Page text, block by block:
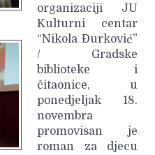
organizaciji JU
Kulturni centar
“Nikola Đurković”
/ Gradske
biblioteke i
čitaonice, u
ponedjeljak 18.
novembra
promovisan je
roman za djecu